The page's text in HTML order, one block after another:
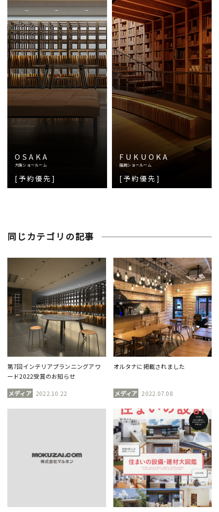
OSAKA
大阪ショールーム
[予約優先]
FUKUOKA
福岡ショールーム
[予約優先]
同じカテゴリの記事
第7回インテリアプランニングアワ
ード2022受賞のお知らせ
メディア 2022.10.22
オルタナに掲載されました
メディア 2022.07.08